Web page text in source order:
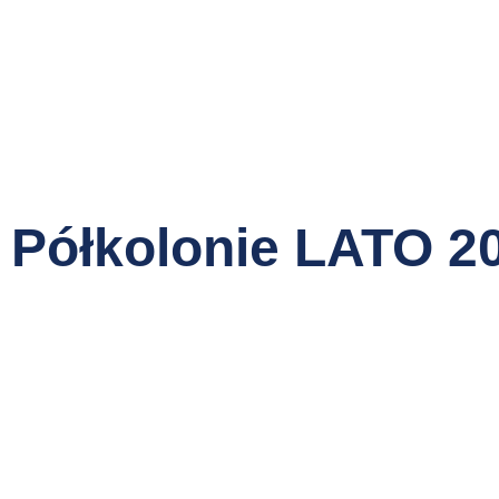
Półkolonie LATO